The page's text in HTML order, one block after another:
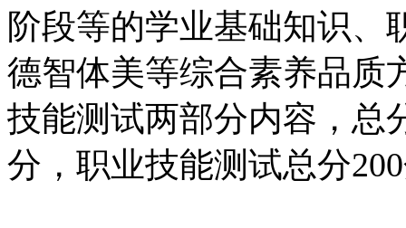
阶段等的学业基础知识、
德智体美等综合素养品质
技能测试两部分内容，总
分，职业技能测试总分